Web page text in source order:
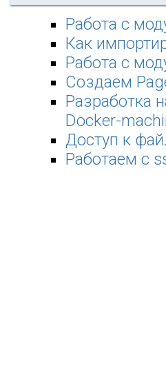
Работа с
Как
Работа с
Создаем
Разработка
Docker-
Доступ к
Работаем с